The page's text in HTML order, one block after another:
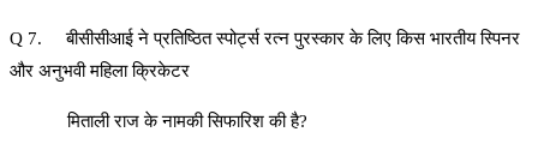
Q 7. बीसीसीआई ने प्रतिष्ठित स्पोर्ट्स रत्न पुरस्कार के लिए किस भारतीय स्पिनर
और अनुभवी महिला क्रिकेटर
मिताली राज के नामकी सिफारिश की है?